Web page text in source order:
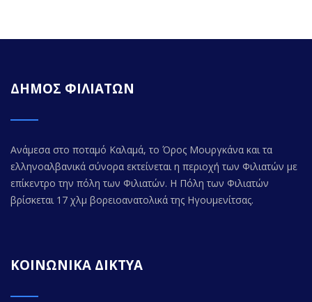
ΔΗΜΟΣ ΦΙΛΙΑΤΩΝ
Ανάμεσα στο ποταμό Καλαμά, το Όρος Μουργκάνα και τα
ελληνοαλβανικά σύνορα εκτείνεται η περιοχή των Φιλιατών με
επίκεντρο την πόλη των Φιλιατών. Η Πόλη των Φιλιατών
βρίσκεται 17 χλμ βορειοανατολικά της Ηγουμενίτσας.
ΚΟΙΝΩΝΙΚΑ ΔΙΚΤΥΑ